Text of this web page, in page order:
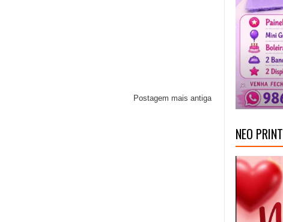
Postagem mais antiga
NEO PRINT